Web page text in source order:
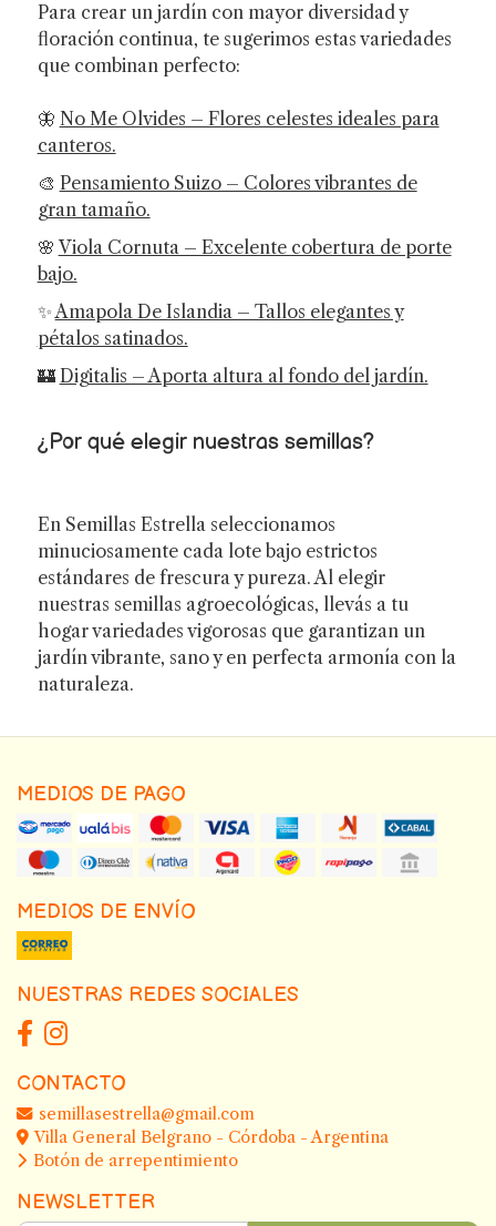
Para crear un jardín con mayor diversidad y
floración continua, te sugerimos estas variedades
que combinan perfecto:
🦋 No Me Olvides – Flores celestes ideales para
canteros.
🎨 Pensamiento Suizo – Colores vibrantes de
gran tamaño.
🌸Viola Cornuta – Excelente cobertura de porte
bajo.
✨Amapola De Islandia – Tallos elegantes y
pétalos satinados.
🏰 Digitalis – Aporta altura al fondo del jardín.
¿Por qué elegir nuestras semillas?
En Semillas Estrella seleccionamos
minuciosamente cada lote bajo estrictos
estándares de frescura y pureza. Al elegir
nuestras semillas agroecológicas, llevás a tu
hogar variedades vigorosas que garantizan un
jardín vibrante, sano y en perfecta armonía con la
naturaleza.
MEDIOS DE PAGO
MEDIOS DE ENVÍO
NUESTRAS REDES SOCIALES
CONTACTO
semillasestrella@gmail.com
Villa General Belgrano - Córdoba - Argentina
Botón de arrepentimiento
NEWSLETTER